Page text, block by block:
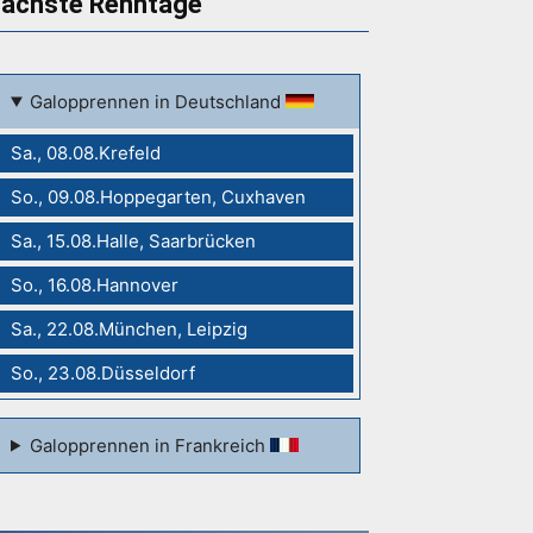
Galopprennen in Deutschland
Sa., 08.08.Krefeld
So., 09.08.Hoppegarten, Cuxhaven
Sa., 15.08.Halle, Saarbrücken
So., 16.08.Hannover
Sa., 22.08.München, Leipzig
So., 23.08.Düsseldorf
Galopprennen in Frankreich